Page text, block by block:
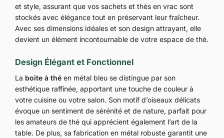
et style, assurant que vos sachets et thés en vrac sont
stockés avec élégance tout en préservant leur fraîcheur.
Avec ses dimensions idéales et son design attrayant, elle
devient un élément incontournable de votre espace de thé.
Design Élégant et Fonctionnel
La boite à thé en métal bleu se distingue par son
esthétique raffinée, apportant une touche de couleur à
votre cuisine ou votre salon. Son motif d’oiseaux délicats
évoque un sentiment de sérénité et de nature, parfait pour
les amateurs de thé qui apprécient également l’art de la
table. De plus, sa fabrication en métal robuste garantit une